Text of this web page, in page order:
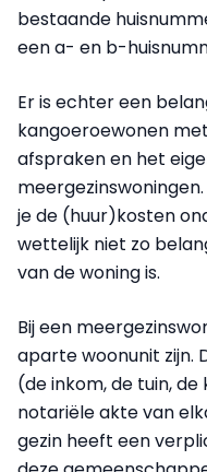
bestaande
een a- en b-
Er is echter een
kangoeroewonen
afspraken en het
je de (huur)kosten
wettelijk niet zo
van de woning is.
Bij een
aparte woonunit zijn.
(de inkom, de tuin,
notariële akte van
gezin heeft een